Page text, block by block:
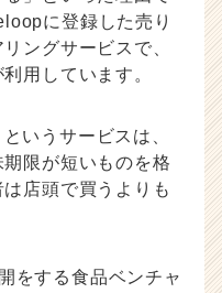
に登録した売り
ングサービスで、
用しています。
いうサービスは、
限が短いものを格
店頭で買うよりも
をする食品ベンチャ